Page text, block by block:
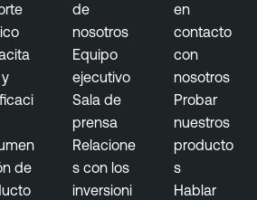
de
de
nosotros
Equipo
ejecutivo
Sala de
prensa
Relacione
s con los
inversioni
en
contacto
con
nosotros
Probar
nuestros
producto
s
Hablar